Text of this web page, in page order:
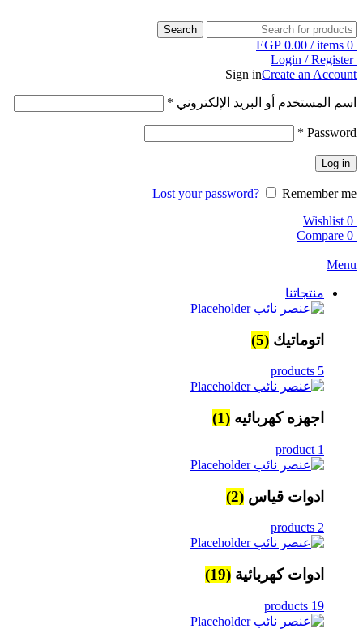
Search
0
items
/
EGP 0.00
Login / Register
Sign inCreate an Account
اسم المستخدم أو البريد الإلكتروني *
Password
*
Log in
Lost your password?
Remember me
0
Wishlist
0
Compare
Menu
منتجاتنا
اتوماتيك (5)
5 products
اجهزه كهربائيه (1)
1 product
ادوات قياس (2)
2 products
ادوات كهربائية (19)
19 products